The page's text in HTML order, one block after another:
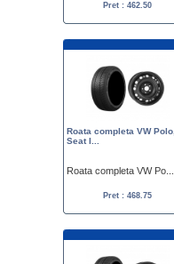
Pret : 462.50
Roata completa VW Polo,
Seat I...
Roata completa VW Po...
Pret : 468.75